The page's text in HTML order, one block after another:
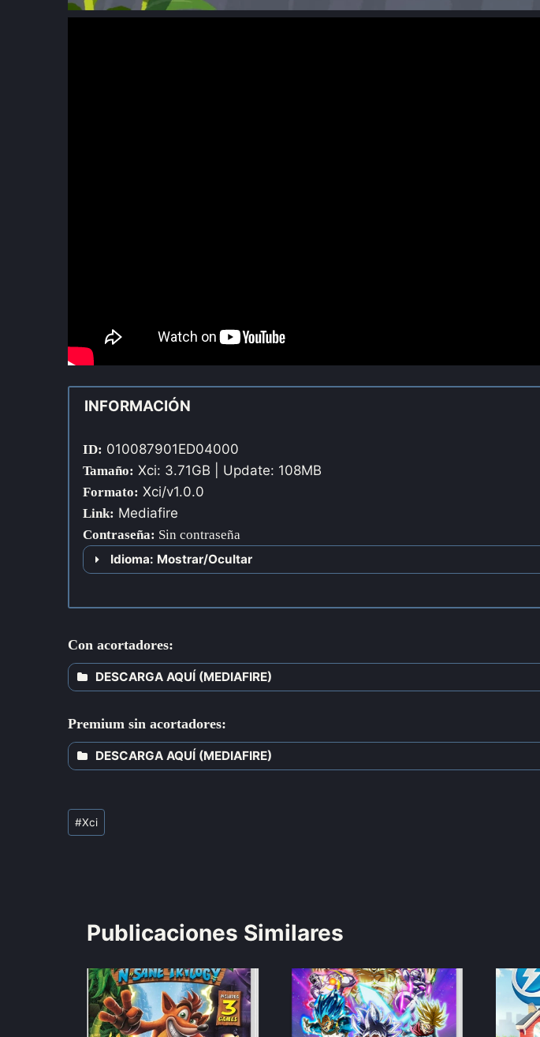
INFORMACIÓN
ID: 010087901ED04000
Tamaño: Xci: 3.71GB | Update: 108MB
Formato: Xci/v1.0.0
Link: Mediafire
Contraseña: Sin contraseña
Idioma: Mostrar/Ocultar
Con acortadores:
DESCARGA AQUÍ (MEDIAFIRE)
Premium sin acortadores:
DESCARGA AQUÍ (MEDIAFIRE)
#Xci
Publicaciones Similares